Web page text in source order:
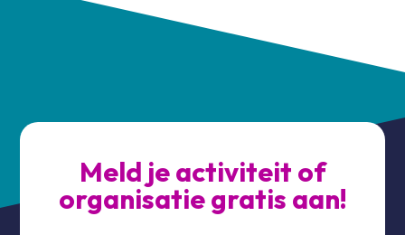
Meld je activiteit of
organisatie gratis aan!